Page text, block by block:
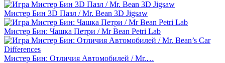
Мистер Бин 3D Пазл / Mr. Bean 3D Jigsaw
Мистер Бин: Чашка Петри / Mr Bean Petri Lab
Мистер Бин: Отличия Автомобилей / Mr.…